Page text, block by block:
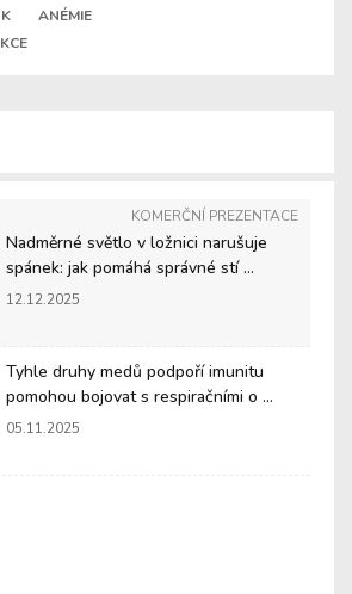
ANÉMIE
KOMERČNÍ PREZENTACE
Nadměrné světlo v ložnici narušuje
spánek: jak pomáhá správné stí ...
12.12.2025
Tyhle druhy medů podpoří imunitu
pomohou bojovat s respiračními o ...
05.11.2025